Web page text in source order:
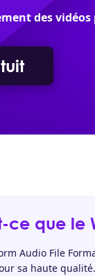
des
ce que le
Audio File
sa haute